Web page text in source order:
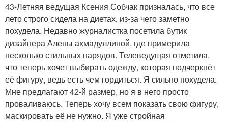
43-Летняя ведущая Ксения Собчак призналась, что все
лето строго сидела на диетах, из-за чего заметно
похудела. Недавно журналистка посетила бутик
дизайнера Алены ахмадуллиной, где примерила
несколько стильных нарядов. Телеведущая отметила,
что теперь хочет выбирать одежду, которая подчеркнёт
её фигуру, ведь есть чем гордиться. Я сильно похудела.
Мне предлагают 42-й размер, но я в него просто
проваливаюсь. Теперь хочу всем показать свою фигуру,
маскировать её не нужно. Я уже стройная